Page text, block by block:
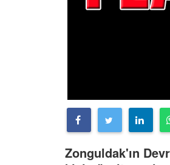
Zonguldak'ın